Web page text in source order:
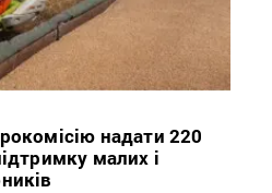
надати 220
малих і